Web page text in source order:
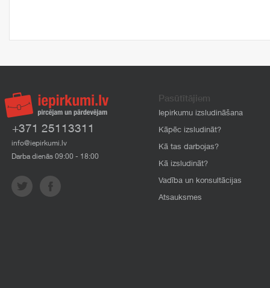
+371 25113311
info@iepirkumi.lv
Darba dienās 09:00 - 18:00
Pasūtītājiem
Iepirkumu izsludināšana
Kāpēc izsludināt?
Kā tas darbojas?
Kā izsludināt?
Vadība un konsultācijas
Atsauksmes